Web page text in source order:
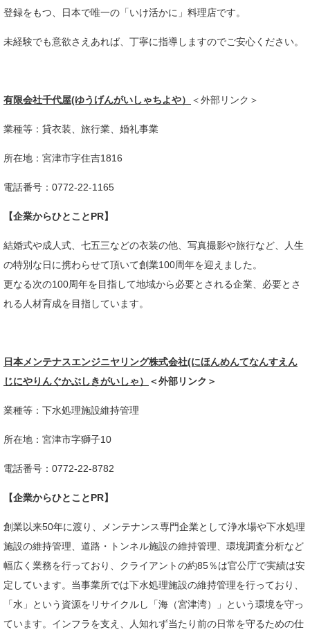
登録をもつ、日本で唯一の「いけ活かに」料理店です。
未経験でも意欲さえあれば、丁寧に指導しますのでご安心ください。​
有限会社千代屋(ゆうげんがいしゃちよや） ＜外部リンク＞
業種等：貸衣装、旅行業、婚礼事業​
所在地：宮津市字住吉1816
電話番号：0772-22-1165
【企業からひとことPR】
結婚式や成人式、七五三などの衣装の他、写真撮影や旅行など、人生
の特別な日に携わらせて頂いて創業100周年を迎えました。
更なる次の100周年を目指して地域から必要とされる企業、必要とさ
れる人材育成を目指しています。​
日本メンテナスエンジニヤリング株式会社(にほんめんてなんすえん
じにやりんぐかぶしきがいしゃ）
＜外部リンク＞
業種等：下水処理施設維持管理
所在地：宮津市字獅子10
電話番号：0772-22-8782
【企業からひとことPR】
創業以来50年に渡り、メンテナンス専門企業として浄水場や下水処理
施設の維持管理、道路・トンネル施設の維持管理、環境調査分析など
幅広く業務を行っており、クライアントの約85％は官公庁で実績は安
定しています。当事業所では下水処理施設の維持管理を行っており、
「水」という資源をリサイクルし「海（宮津湾）」という環境を守っ
ています。インフラを支え、人知れず当たり前の日常を守るための仕